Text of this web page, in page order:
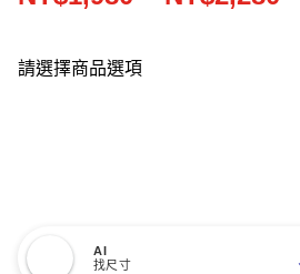
請選擇商品選項
AI
找尺寸